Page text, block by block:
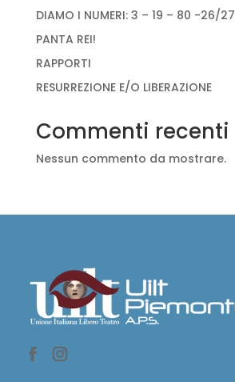
DIAMO I NUMERI: 3 – 19 – 80 -26/27
PANTA REI!
RAPPORTI
RESURREZIONE E/O LIBERAZIONE
Commenti recenti
Nessun commento da mostrare.